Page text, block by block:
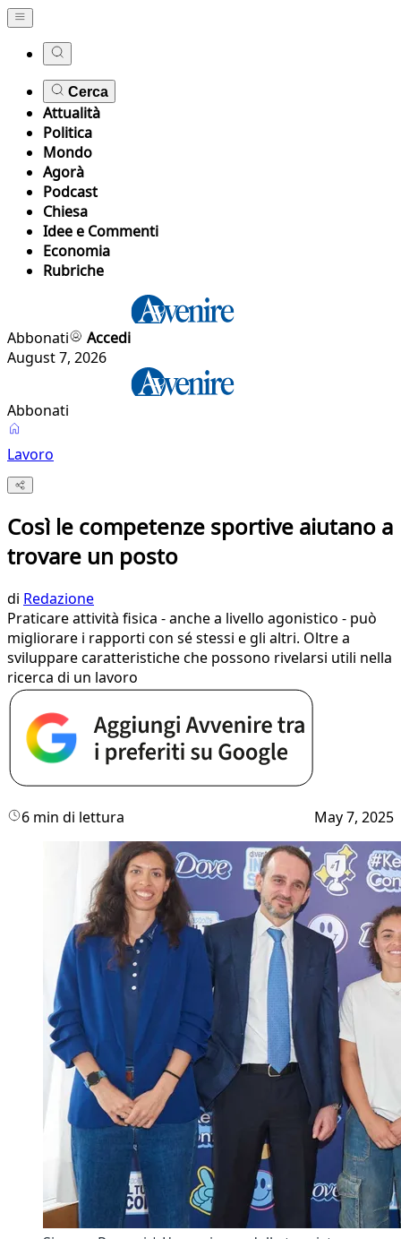
Cerca
Attualità
Politica
Mondo
Agorà
Podcast
Chiesa
Idee e Commenti
Economia
Rubriche
Abbonati
Accedi
August 7, 2026
Abbonati
Lavoro
Così le competenze sportive aiutano a
trovare un posto
di Redazione
Praticare attività fisica - anche a livello agonistico - può
migliorare i rapporti con sé stessi e gli altri. Oltre a
sviluppare caratteristiche che possono rivelarsi utili nella
ricerca di un lavoro
6 min di lettura May 7, 2025